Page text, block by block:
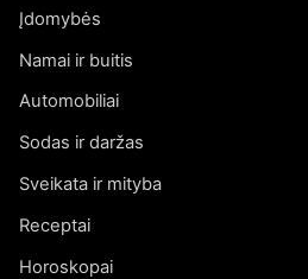
Įdomybės
Namai ir buitis
Automobiliai
Sodas ir daržas
Sveikata ir mityba
Receptai
Horoskopai